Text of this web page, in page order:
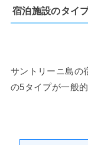
宿泊施設のタイ
サントリーニ島の
の5タイプが一般的